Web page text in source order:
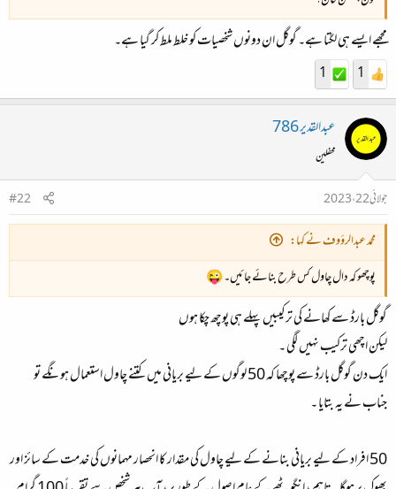
مجھے ایسے ہی لگتا ہے۔ گوگل ان دونوں شخصیات کو خلط ملط کر گیا ہے۔
1
1
عبدالقدیر 786
محفلین
جولائی 22، 2023
#22
محمد عبدالرؤوف نے کہا:
پوچھو کہ دال چاول کس طرح بنائے جائیں۔ 😜
گوگل بارڈ سے کھانے کی ترکیبیں پہلے ہی پوچھ چکا ہوں
لیکن اچھی ترکیب نہیں لگی ۔
ایک دن گوگل بارڈ سے پوچھا کہ 50 لوگوں کے لیے بریانی میں کتنے چاول استعمال ہونگے تو
جناب نے یہ بتایا ۔
50 افراد کے لیے بریانی بنانے کے لیے چاول کی مقدار کا انحصار مہمانوں کی خدمت کے سائز اور